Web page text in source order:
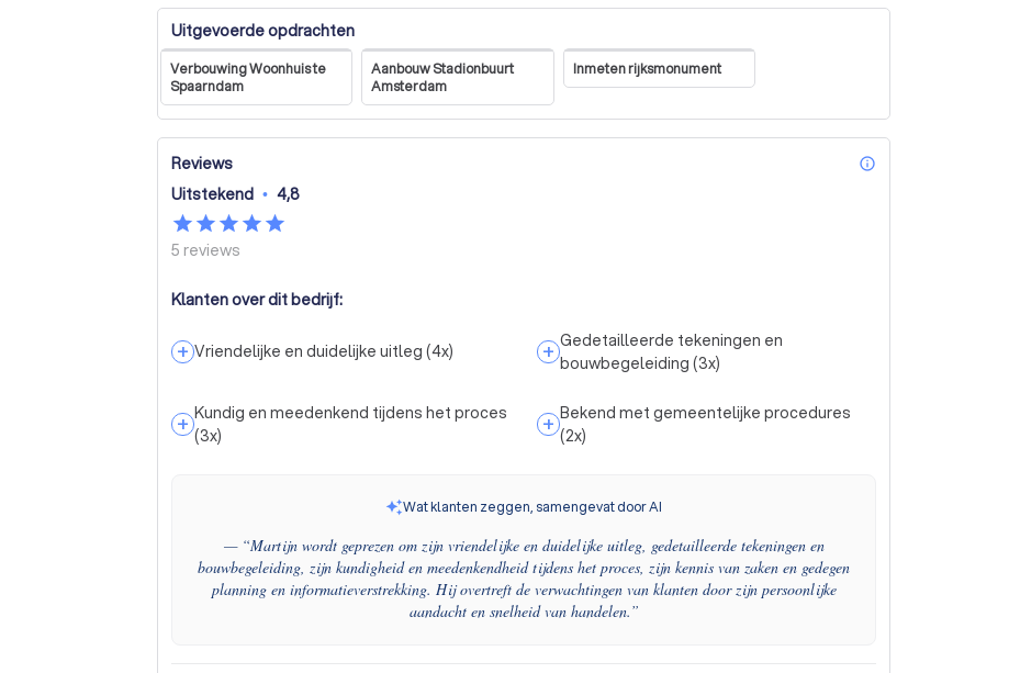
Uitgevoerde opdrachten
Verbouwing Woonhuis te
Spaarndam
Aanbouw Stadionbuurt
Amsterdam
Inmeten rijksmonument
Reviews info_outline
Uitstekend • 4,8
5 reviews
Klanten over dit bedrijf:
+ Vriendelijke en duidelijke uitleg (4x) + Gedetailleerde tekeningen en
bouwbegeleiding (3x)
+ Kundig en meedenkend tijdens het proces
(3x) + Bekend met gemeentelijke procedures
(2x)
Wat klanten zeggen, samengevat door AI
— “Martijn wordt geprezen om zijn vriendelijke en duidelijke uitleg, gedetailleerde tekeningen en
bouwbegeleiding, zijn kundigheid en meedenkendheid tijdens het proces, zijn kennis van zaken en gedegen
planning en informatieverstrekking. Hij overtreft de verwachtingen van klanten door zijn persoonlijke
aandacht en snelheid van handelen.”